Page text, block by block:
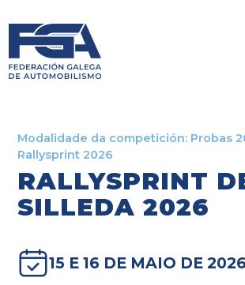
Modalidade da competición: Probas
Rallysprint 2026
RALLYSPRINT
SILLEDA 2026
15 E 16 DE MAIO DE 2026